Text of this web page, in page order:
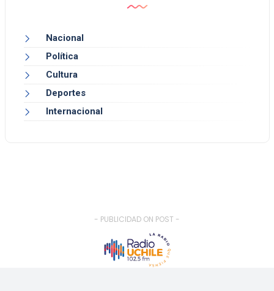
Nacional
Política
Cultura
Deportes
Internacional
- PUBLICIDAD ON POST -